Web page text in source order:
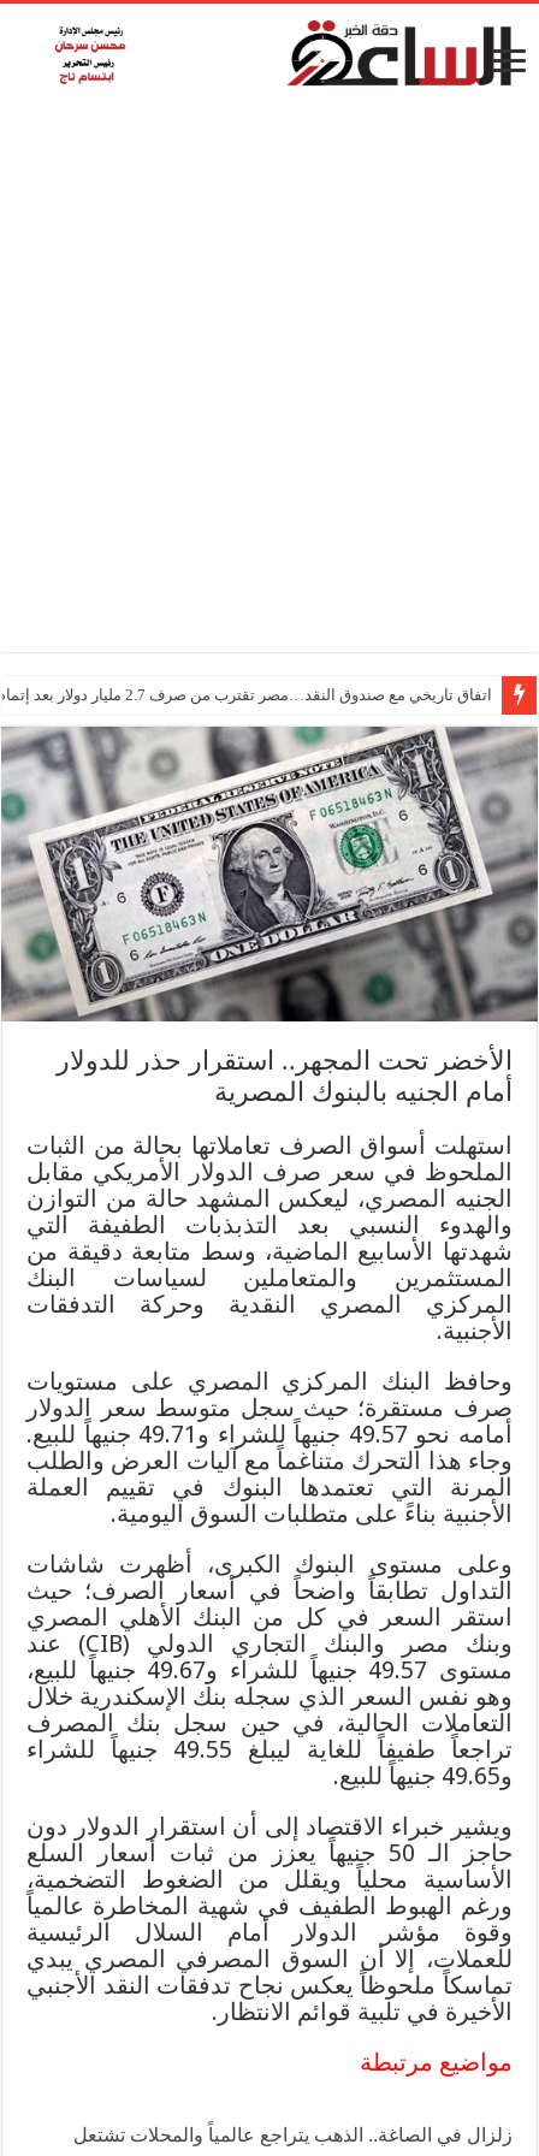
اتفاق تاريخي مع صندوق النقد…مصر تقترب من صرف 2.7 مليار دولار بعد إتمام المراجعتين
الأخضر تحت المجهر.. استقرار حذر للدولار
أمام الجنيه بالبنوك المصرية
استهلت أسواق الصرف تعاملاتها بحالة من الثبات
الملحوظ في سعر صرف الدولار الأمريكي مقابل
الجنيه المصري، ليعكس المشهد حالة من التوازن
والهدوء النسبي بعد التذبذبات الطفيفة التي
شهدتها الأسابيع الماضية، وسط متابعة دقيقة من
المستثمرين والمتعاملين لسياسات البنك
المركزي المصري النقدية وحركة التدفقات
الأجنبية.
وحافظ البنك المركزي المصري على مستويات
صرف مستقرة؛ حيث سجل متوسط سعر الدولار
أمامه نحو 49.57 جنيهاً للشراء و49.71 جنيهاً للبيع.
وجاء هذا التحرك متناغماً مع آليات العرض والطلب
المرنة التي تعتمدها البنوك في تقييم العملة
الأجنبية بناءً على متطلبات السوق اليومية.
وعلى مستوى البنوك الكبرى، أظهرت شاشات
التداول تطابقاً واضحاً في أسعار الصرف؛ حيث
استقر السعر في كل من البنك الأهلي المصري
وبنك مصر والبنك التجاري الدولي (CIB) عند
مستوى 49.57 جنيهاً للشراء و49.67 جنيهاً للبيع،
وهو نفس السعر الذي سجله بنك الإسكندرية خلال
التعاملات الحالية، في حين سجل بنك المصرف
تراجعاً طفيفاً للغاية ليبلغ 49.55 جنيهاً للشراء
و49.65 جنيهاً للبيع.
ويشير خبراء الاقتصاد إلى أن استقرار الدولار دون
حاجز الـ 50 جنيهاً يعزز من ثبات أسعار السلع
الأساسية محلياً ويقلل من الضغوط التضخمية،
ورغم الهبوط الطفيف في شهية المخاطرة عالمياً
وقوة مؤشر الدولار أمام السلال الرئيسية
للعملات، إلا أن السوق المصرفي المصري يبدي
تماسكاً ملحوظاً يعكس نجاح تدفقات النقد الأجنبي
الأخيرة في تلبية قوائم الانتظار.
مواضيع مرتبطة
زلزال في الصاغة.. الذهب يتراجع عالمياً والمحلات تشتعل